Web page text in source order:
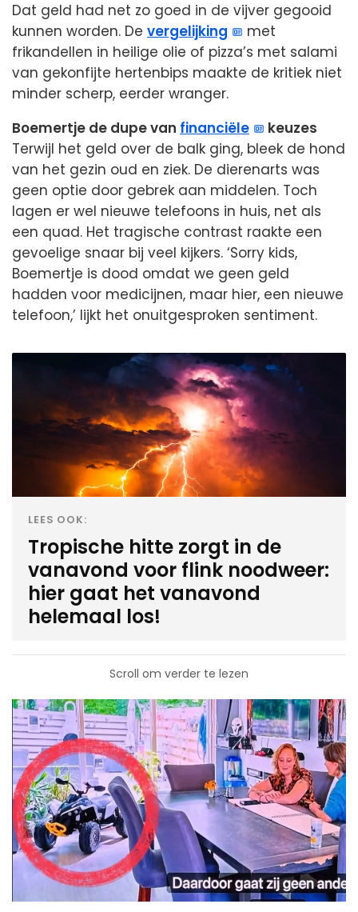
Dat geld had net zo goed in de vijver gegooid
kunnen worden. De vergelijking
met
frikandellen in heilige olie of pizza’s met salami
van gekonfijte hertenbips maakte de kritiek niet
minder scherp, eerder wranger.
Boemertje de dupe van financiële
keuzes
Terwijl het geld over de balk ging, bleek de hond
van het gezin oud en ziek. De dierenarts was
geen optie door gebrek aan middelen. Toch
lagen er wel nieuwe telefoons in huis, net als
een quad. Het tragische contrast raakte een
gevoelige snaar bij veel kijkers. ‘Sorry kids,
Boemertje is dood omdat we geen geld
hadden voor medicijnen, maar hier, een nieuwe
telefoon,’ lijkt het onuitgesproken sentiment.
LEES OOK:
Tropische hitte zorgt in de
vanavond voor flink noodweer:
hier gaat het vanavond
helemaal los!
Scroll om verder te lezen